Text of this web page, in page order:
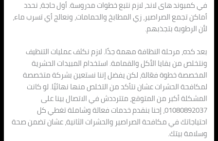
في كمبوند هاى لاند، لازم نتبع خطوات مدروسة. أول حاجة، نحدد
أماكن تجمع الصراصير، زي المطابخ والحمامات، ونعالج أي تسرب ماء،
لأن الرطوبة بتجذبهم.
بعد كده، مرحلة النظافة مهمة جدًا. لازم نكثف عمليات التنظيف
ونتخلص من بقايا الأكل والقمامة. استخدام المبيدات الحشرية
المخصصة خطوة فعّالة، لكن يفضل إننا نستعين بشركة متخصصة
لمكافحة الحشرات عشان نتأكد من التخلص منها نهائيًا. لو كانت
المشكلة أكبر من المتوقع، متترددش في الاتصال بينا على
01080892037، إحنا بنقدم خدمات فعالة وشاملة تغطي كل
احتياجاتك في مكافحة الصراصير والحشرات الثانية، عشان تضمن صحة
وسلامة بيتك.